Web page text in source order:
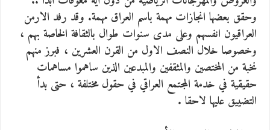
وحقق بعضها انجازات مهمة باسم العراق مهمة. وقد رفد الارمن
العراقيون انفسهم وعلى مدى سنوات طوال بالثقافة الخاصة بهم ،
وخصوصا خلال النصف الاول من القرن العشرين ، فبرز منهم
نخبة من المختصين والمثقفين والمبدعين الذين ساهموا مساهمات
حقيقية في خدمة المجتمع العراقي في حقول مختلفة ، حتى بدأ
التضييق عليها لاحقا .